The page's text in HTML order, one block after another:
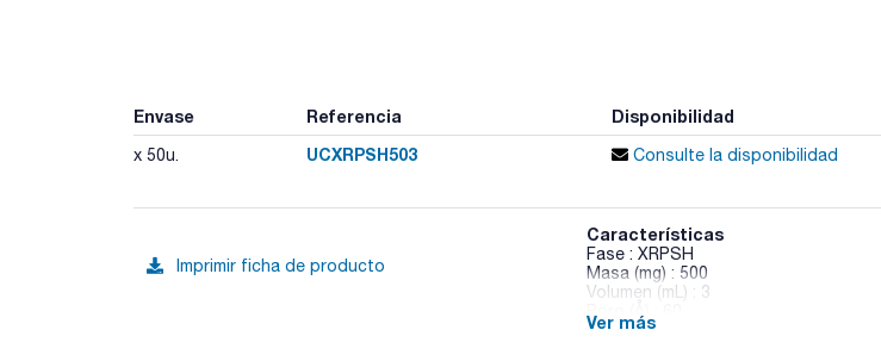
Envase Referencia Disponibilidad
x 50u. UCXRPSH503 Consulte la disponibilidad
Imprimir ficha de producto
Características
Fase : XRPSH
Masa (mg) : 500
Volumen (mL) : 3
Puntas Clean-Thru : No
Ver más